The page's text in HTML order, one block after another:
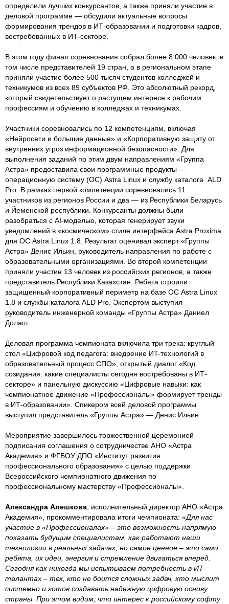
определили лучших конкурсантов, а также приняли участие в
деловой программе — обсудили актуальные вопросы
формирования трендов в ИТ-образовании и подготовки кадров,
востребованных в ИТ-секторе.
В этом году финал соревнования собрал более 8 000 человек, в
том числе представителей 19 стран, а в региональном этапе
приняли участие более 500 тысяч студентов колледжей и
техникумов из всех 89 субъектов РФ. Это абсолютный рекорд,
который свидетельствует о растущем интересе к рабочим
профессиям и обучению в колледжах и техникумах.
Участники соревновались по 12 компетенциям, включая
«Нейросети и большие данные» и «Корпоративную защиту от
внутренних угроз информационной безопасности». Для
выполнения заданий по этим двум направлениям «Группа
Астра» предоставила свои программные продукты —
операционную систему (ОС) Astra Linux и службу каталога ALD
Pro. В рамках первой компетенции соревновались 11
участников из регионов России и два — из Республики Беларусь
и Йеменской республики. Конкурсанты должны были
разобраться с AI-моделью, которая генерирует звуки
уведомлений в «космическом» стиле интерфейса Astra Proxima
для ОС Astra Linux 1.8. Результат оценивал эксперт «Группы
Астра» Денис Ильин, руководитель направления по работе с
образовательными организациями. Во второй компетенции
приняли участие 13 человек из российских регионов, а также
представитель Республики Казахстан. Ребята строили
защищенный корпоративный периметр на базе ОС Astra Linux
1.8 и службы каталога ALD Pro. Экспертом выступил
руководитель инженерной команды «Группы Астра» Даниел
Долаш.
Деловая программа чемпионата включила три трека: круглый
стол «Цифровой код педагога: внедрение ИT-технологий в
образовательный процесс СПО», открытый диалог «Код
созидания: какие специалисты сегодня востребованы в ИТ-
секторе» и панельную дискуссию «Цифровые навыки: как
чемпионатное движение «Профессионалы» формирует тренды
в ИТ-образовании». Спикером всей деловой программы
выступил представитель «Группы Астра» — Денис Ильин.
Мероприятие завершилось торжественной церемонией
подписания соглашения о сотрудничестве АНО «Астра
Академия» и ФГБОУ ДПО «Институт развития
профессионального образования» с целью поддержки
Всероссийского чемпионатного движения по
профессиональному мастерству «Профессионалы».
Александра Алешкова , исполнительный директор АНО «Астра
Академия», прокомментировала итоги чемпионата: «Для нас
участие в «Профессионалах» – это возможность напрямую
показать будущим специалистам, как работают наши
технологии в реальных задачах, но самое ценное – это сами
ребята, их идеи, энергия и стремление двигаться вперед.
Сегодня как никогда мы испытываем потребность в ИТ-
талантах – тех, кто не боится сложных задач, кто мыслит
системно и готов создавать надежную цифровую основу
страны. При этом видим, что интерес к российскому софту